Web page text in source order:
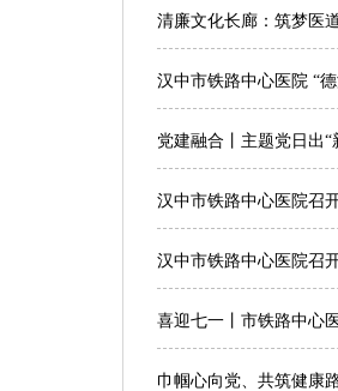
清廉文化长廊：筑梦医
汉中市铁路中心医院 “
党建融合丨主题党日出“
汉中市铁路中心医院召
汉中市铁路中心医院召
喜迎七一丨市铁路中心
巾帼心向党、共筑健康